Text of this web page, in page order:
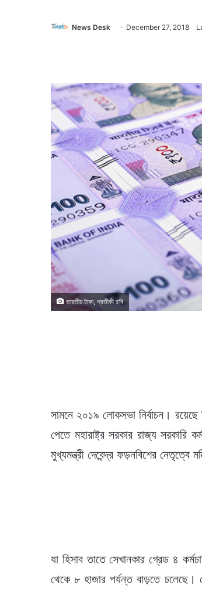
News Desk December 27, 2018
ভারতীয় টাকা, প্রতীকী ছবি
সামনে ২০১৯ লোকসভা নির্বাচন। রয়েছে
পেতে মহারাষ্ট্র সরকার রাজ্য সরকারি
মুখ্যমন্ত্রী দেবেন্দ্র ফড়নবিশের নেতৃত্বে
যা হিসাব তাতে সেখানকার গ্রেড ৪
থেকে ৮ হাজার পর্যন্ত বাড়তে চলেছে।